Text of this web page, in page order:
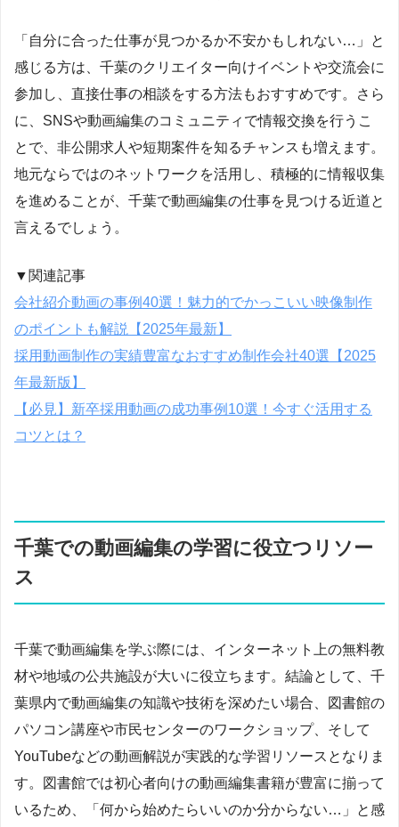
「自分に合った仕事が見つかるか不安かもしれない…」と
感じる方は、千葉のクリエイター向けイベントや交流会に
参加し、直接仕事の相談をする方法もおすすめです。さら
に、SNSや動画編集のコミュニティで情報交換を行うこ
とで、非公開求人や短期案件を知るチャンスも増えます。
地元ならではのネットワークを活用し、積極的に情報収集
を進めることが、千葉で動画編集の仕事を見つける近道と
言えるでしょう。
▼関連記事
会社紹介動画の事例40選！魅力的でかっこいい映像制作
のポイントも解説【2025年最新】
採用動画制作の実績豊富なおすすめ制作会社40選【2025
年最新版】
【必見】新卒採用動画の成功事例10選！今すぐ活用する
コツとは？
千葉での動画編集の学習に役立つリソー
ス
千葉で動画編集を学ぶ際には、インターネット上の無料教
材や地域の公共施設が大いに役立ちます。結論として、千
葉県内で動画編集の知識や技術を深めたい場合、図書館の
パソコン講座や市民センターのワークショップ、そして
YouTubeなどの動画解説が実践的な学習リソースとなりま
す。図書館では初心者向けの動画編集書籍が豊富に揃って
いるため、「何から始めたらいいのか分からない…」と感